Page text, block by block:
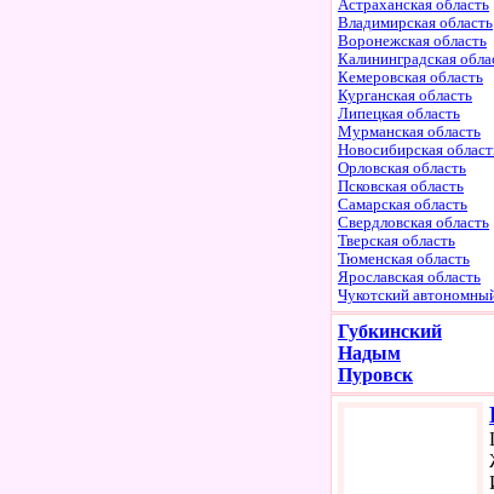
Астраханская область
Владимирская область
Воронежская область
Калининградская
Кемеровская область
Курганская область
Липецкая область
Мурманская область
Новосибирская
Орловская область
Псковская область
Самарская область
Свердловская область
Тверская область
Тюменская область
Ярославская область
Чукотский
Губкинский
Надым
Пуровск